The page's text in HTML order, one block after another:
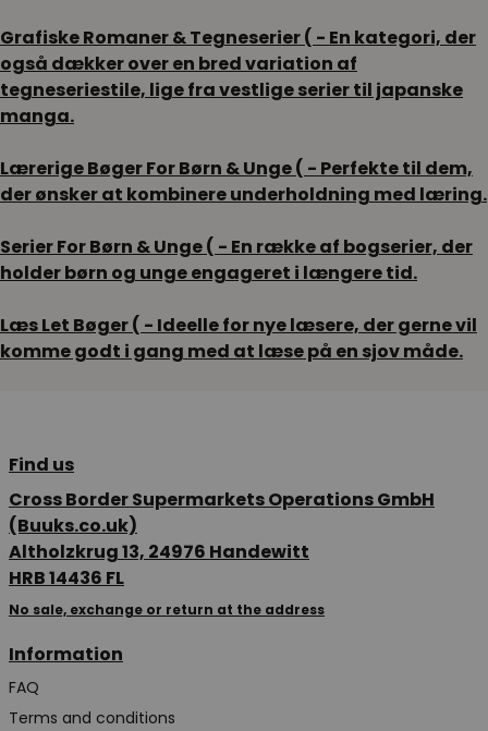
Grafiske Romaner & Tegneserier ( - En kategori, der
også dækker over en bred variation af
tegneseriestile, lige fra vestlige serier til japanske
manga.
Lærerige Bøger For Børn & Unge ( - Perfekte til dem,
der ønsker at kombinere underholdning med læring.
Serier For Børn & Unge ( - En række af bogserier, der
holder børn og unge engageret i længere tid.
Læs Let Bøger ( - Ideelle for nye læsere, der gerne vil
komme godt i gang med at læse på en sjov måde.
Find us
Cross Border Supermarkets Operations GmbH
(Buuks.co.uk)
Altholzkrug 13, 24976 Handewitt
HRB 14436 FL
No sale, exchange or return at the address
Information
FAQ
Terms and conditions